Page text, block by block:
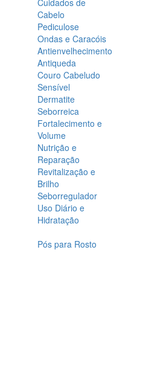
Cuidados de
Cabelo
Pediculose
Ondas e Caracóis
Antienvelhecimento
Antiqueda
Couro Cabeludo
Sensível
Dermatite
Seborreica
Fortalecimento e
Volume
Nutrição e
Reparação
Revitalização e
Brilho
Seborregulador
Uso Diário e
Hidratação
Pós para Rosto